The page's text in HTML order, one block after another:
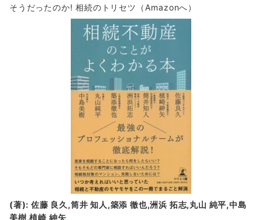
そうだったのか! 相続のトリセツ
（Amazonへ）
(著): 佐藤 良久,筒井 知人,築添 徹也,洲浜 拓志,丸山 純平,中島
美樹,植崎 紳矢